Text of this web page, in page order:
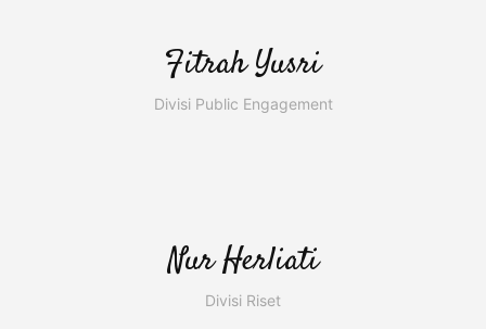
Fitrah Yusri
Divisi Public Engagement
Nur Herliati
Divisi Riset